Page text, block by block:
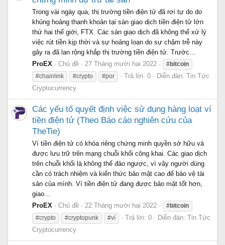
Trong vài ngày qua, thị trường tiền điện tử đã rơi tự do do
khủng hoảng thanh khoản tại sàn giao dịch tiền điện tử lớn
thứ hai thế giới, FTX. Các sàn giao dịch đã không thể xử lý
việc rút tiền kịp thời và sự hoảng loạn do sự chậm trễ này
gây ra đã lan rộng khắp thị trường tiền điện tử. Trước...
ProEX
Chủ đề 27 Tháng mười hai 2022
#bitcoin
#chainlink
#crypto #por Trả lời: 0 Diễn đàn: Tin Tức
Cryptocurrency
Các yếu tố quyết định việc sử dụng hàng loạt ví
tiền điện tử (Theo Báo cáo nghiên cứu của
TheTie)
Ví tiền điện tử có khóa riêng chứng minh quyền sở hữu và
được lưu trữ trên mạng chuỗi khối công khai. Các giao dịch
trên chuỗi khối là không thể đảo ngược, vì vậy người dùng
cần có trách nhiệm và kiến thức bảo mật cao để bảo vệ tài
sản của mình. Ví tiền điện tử đang được bảo mật tốt hơn,
giao...
ProEX
Chủ đề 22 Tháng mười hai 2022
#bitcoin
#crypto
#cryptopunk #ví Trả lời: 0 Diễn đàn: Tin Tức
Cryptocurrency